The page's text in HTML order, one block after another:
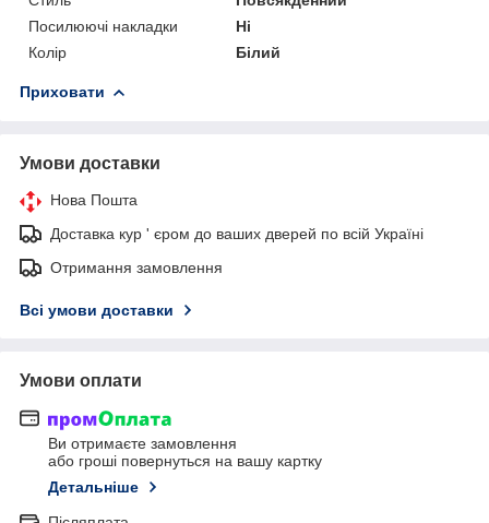
Посилюючі накладки
Ні
Колір
Білий
Приховати
Умови доставки
Нова Пошта
Доставка кур ' єром до ваших дверей по всій Україні
Отримання замовлення
Всі умови доставки
Умови оплати
Ви отримаєте замовлення
або гроші повернуться на вашу картку
Детальніше